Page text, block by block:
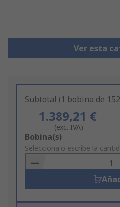
Ver esta
Subtotal (1 bobina de
1.389,21 €
(exc. IVA)
Add
to
Basket
Bobina(s)
Selecciona o escribe la